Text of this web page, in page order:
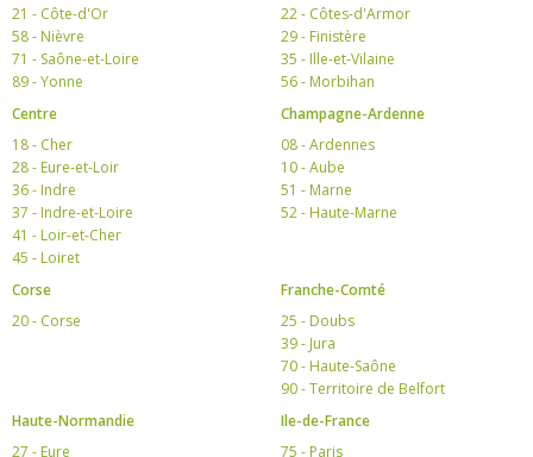
21 - Côte-d'Or
58 - Nièvre
71 - Saône-et-Loire
89 - Yonne
22 - Côtes-d'Armor
29 - Finistère
35 - Ille-et-Vilaine
56 - Morbihan
Centre
18 - Cher
28 - Eure-et-Loir
36 - Indre
37 - Indre-et-Loire
41 - Loir-et-Cher
45 - Loiret
Champagne-Ardenne
08 - Ardennes
10 - Aube
51 - Marne
52 - Haute-Marne
Corse
20 - Corse
Franche-Comté
25 - Doubs
39 - Jura
70 - Haute-Saône
90 - Territoire de Belfort
Haute-Normandie
27 - Eure
Ile-de-France
75 - Paris